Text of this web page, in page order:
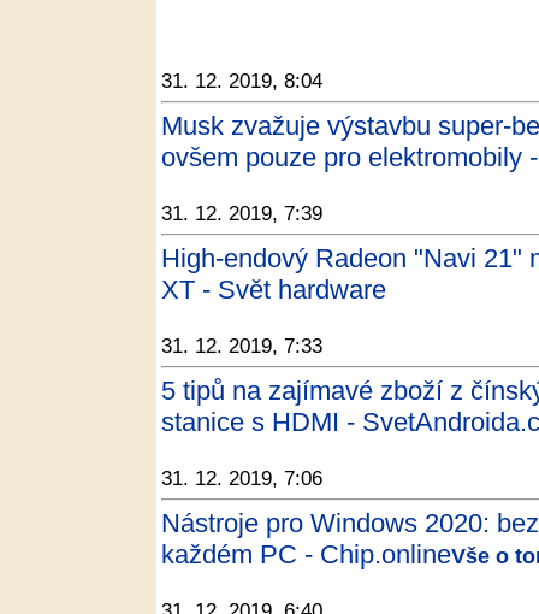
31. 12. 2019, 8:04
Musk zvažuje výstavbu super-
ovšem pouze pro elektromobily
31. 12. 2019, 7:39
High-endový Radeon "Navi 21"
XT - Svět hardware
31. 12. 2019, 7:33
5 tipů na zajímavé zboží z
stanice s HDMI -
31. 12. 2019, 7:06
Nástroje pro Windows 2020:
každém PC - Chip.onlineVše o